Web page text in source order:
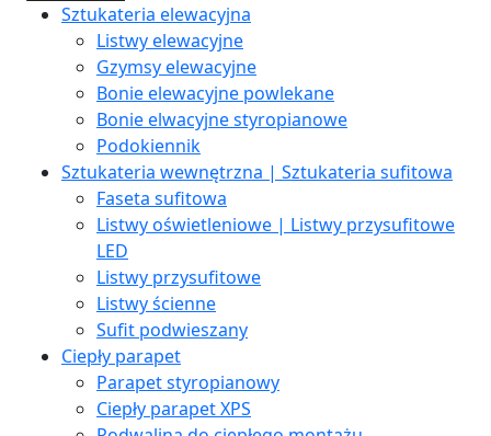
Sztukateria elewacyjna
Listwy elewacyjne
Gzymsy elewacyjne
Bonie elewacyjne powlekane
Bonie elwacyjne styropianowe
Podokiennik
Sztukateria wewnętrzna | Sztukateria sufitowa
Faseta sufitowa
Listwy oświetleniowe | Listwy przysufitowe
LED
Listwy przysufitowe
Listwy ścienne
Sufit podwieszany
Ciepły parapet
Parapet styropianowy
Ciepły parapet XPS